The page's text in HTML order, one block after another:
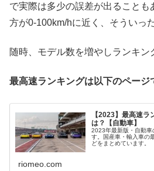
で実際は多少の誤差が出ることも
方が0-100km/hに近く、そういっ
随時、モデル数を増やしランキン
最高速ランキングは以下のページ
【2023】最高速
は？【自動車】
2023年最新版・自動車
す。国産車・輸入車の
どをまとめています。
riomeo.com